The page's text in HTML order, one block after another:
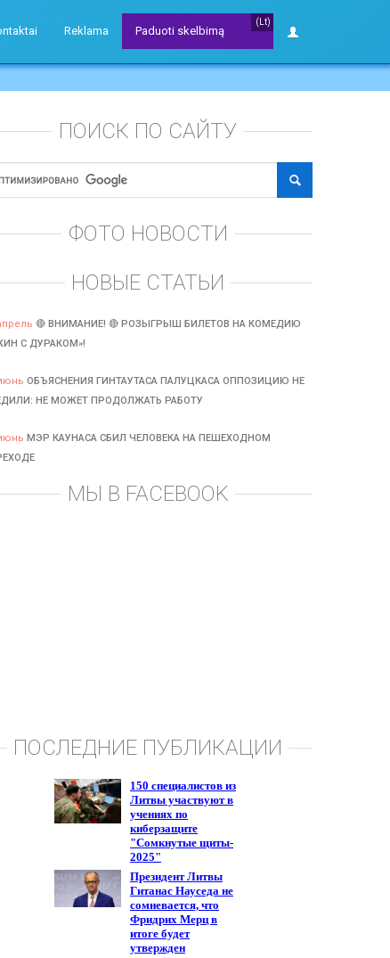
Reklama
(Lt)
Paduoti skelbimą
ПОИСК ПО САЙТУ
ФОТО НОВОСТИ
НОВЫЕ СТАТЬИ
🔴 ВНИМАНИЕ! 🔴 РОЗЫГРЫШ БИЛЕТОВ НА КОМЕДИЮ
С ДУРАКОМ»!
ОБЪЯСНЕНИЯ ГИНТАУТАСА ПАЛУЦКАСА ОППОЗИЦИЮ НЕ
НЕ МОЖЕТ ПРОДОЛЖАТЬ РАБОТУ
МЭР КАУНАСА СБИЛ ЧЕЛОВЕКА НА ПЕШЕХОДНОМ
МЫ В FACEBOOK
ПОСЛЕДНИЕ ПУБЛИКАЦИИ